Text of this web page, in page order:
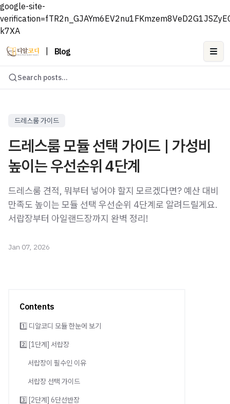
google-site-
k7XA
Blog
Search posts...
드레스룸 가이드
드레스룸 모듈 선택 가이드 | 가성비
높이는 우선순위 4단계
드레스룸 견적, 뭐부터 넣어야 할지 모르겠다면? 예산 대비
만족도 높이는 모듈 선택 우선순위 4단계로 알려드릴게요.
서랍장부터 아일랜드장까지 완벽 정리!
Jan 07, 2026
Contents
1️⃣ 디알코디 모듈 한눈에 보기
2️⃣ [1단계] 서랍장
서랍장이 필수인 이유
서랍장 선택 가이드
3️⃣ [2단계] 6단선반장